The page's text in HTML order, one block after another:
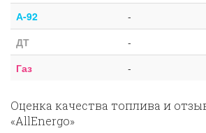
А-92
-
ДТ
-
Газ
-
Оценка качества топлива и
«AllEnergo»